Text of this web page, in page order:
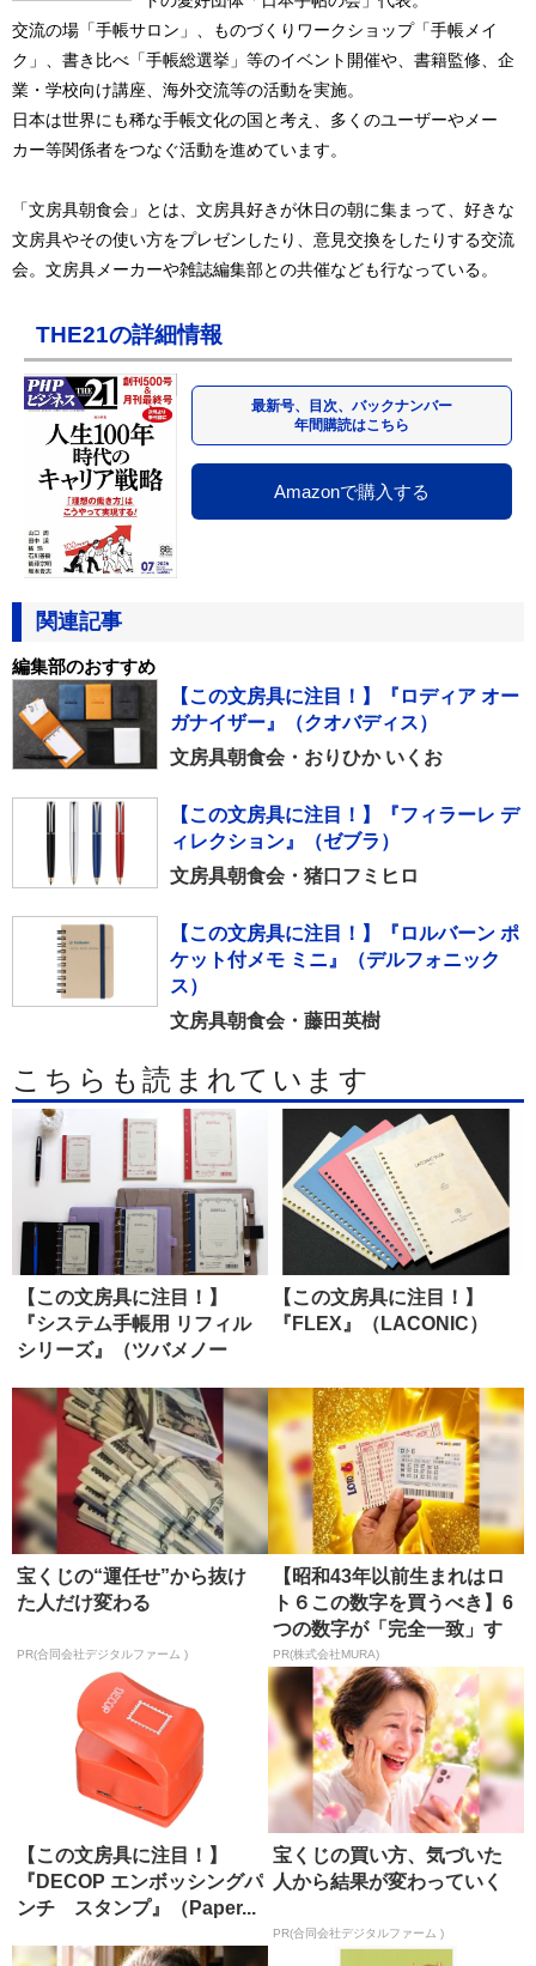
交流の場「手帳サロン」、ものづくりワークショップ「手帳メイ
ク」、書き比べ「手帳総選挙」等のイベント開催や、書籍監修、企
業・学校向け講座、海外交流等の活動を実施。
日本は世界にも稀な手帳文化の国と考え、多くのユーザーやメー
カー等関係者をつなぐ活動を進めています。
「文房具朝食会」とは、文房具好きが休日の朝に集まって、好きな
文房具やその使い方をプレゼンしたり、意見交換をしたりする交流
会。文房具メーカーや雑誌編集部との共催なども行なっている。
THE21の詳細情報
最新号、目次、バックナンバー
年間購読はこちら
Amazonで購入する
関連記事
編集部のおすすめ
【この文房具に注目！】『ロディア オー
ガナイザー』（クオバディス）
文房具朝食会・おりひか いくお
【この文房具に注目！】『フィラーレ デ
ィレクション』（ゼブラ）
文房具朝食会・猪口フミヒロ
【この文房具に注目！】『ロルバーン ポ
ケット付メモ ミニ』（デルフォニック
ス）
文房具朝食会・藤田英樹
こちらも読まれています
【この文房具に注目！】
『システム手帳用 リフィル
シリーズ』（ツバメノー
【この文房具に注目！】
『FLEX』（LACONIC）
宝くじの“運任せ”から抜け
た人だけ変わる
PR(合同会社デジタルファーム )
【昭和43年以前生まれはロ
ト６この数字を買うべき】6
つの数字が「完全一致」す
る方...
PR(株式会社MURA)
【この文房具に注目！】
『DECOP エンボッシングパ
ンチ スタンプ』（Paper...
宝くじの買い方、気づいた
人から結果が変わっていく
PR(合同会社デジタルファーム )